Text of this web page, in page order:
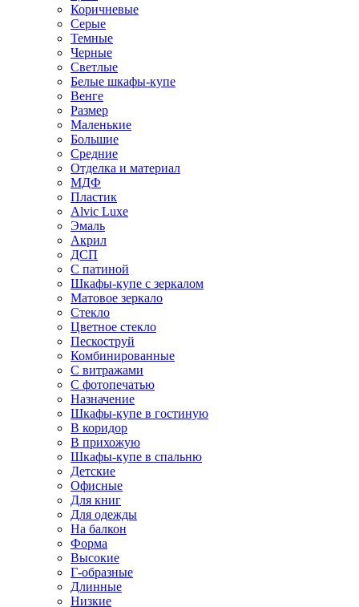
Коричневые
Серые
Темные
Черные
Светлые
Белые шкафы-купе
Венге
Размер
Маленькие
Большие
Средние
Отделка и материал
МДФ
Пластик
Alvic Luxe
Эмаль
Акрил
ДСП
С патиной
Шкафы-купе с зеркалом
Матовое зеркало
Стекло
Цветное стекло
Пескоструй
Комбинированные
С витражами
С фотопечатью
Назначение
Шкафы-купе в гостиную
В коридор
В прихожую
Шкафы-купе в спальню
Детские
Офисные
Для книг
Для одежды
На балкон
Форма
Высокие
Г-образные
Длинные
Низкие